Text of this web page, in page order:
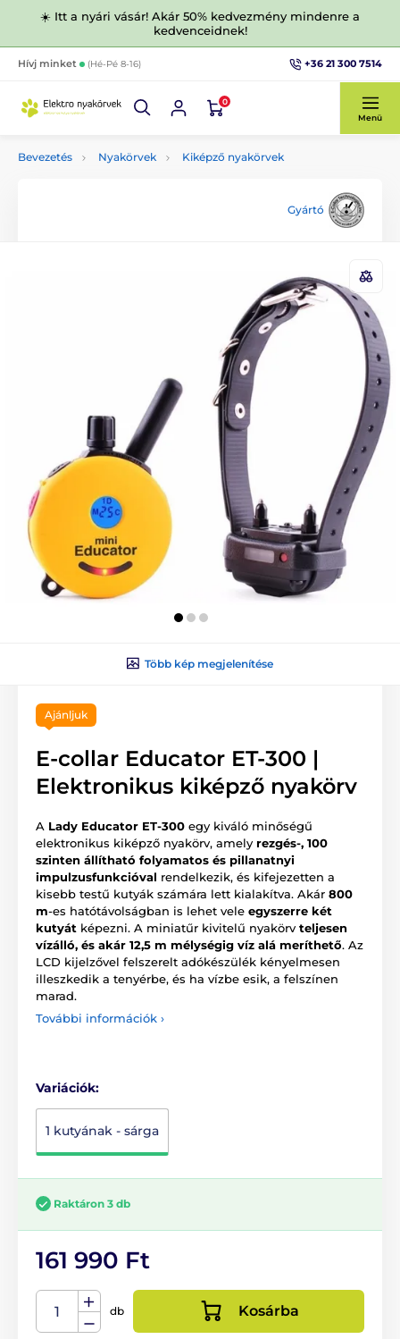
☀️ Itt a nyári vásár! Akár 50% kedvezmény mindenre a
kedvenceidnek!
Hívj minket (Hé-Pé 8-16) +36 21 300 7514
0
Menü
Bevezetés Nyakörvek Kiképző nyakörvek
Gyártó
Több kép megjelenítése
Ajánljuk
E-collar Educator ET-300 |
Elektronikus kiképző nyakörv
A Lady Educator ET-300 egy kiváló minőségű
elektronikus kiképző nyakörv, amely rezgés-, 100
szinten állítható folyamatos és pillanatnyi
impulzusfunkcióval rendelkezik, és kifejezetten a
kisebb testű kutyák számára lett kialakítva. Akár 800
m-es hatótávolságban is lehet vele egyszerre két
kutyát képezni. A miniatűr kivitelű nyakörv teljesen
vízálló, és akár 12,5 m mélységig víz alá meríthető. Az
LCD kijelzővel felszerelt adókészülék kényelmesen
illeszkedik a tenyérbe, és ha vízbe esik, a felszínen
marad.
További információk ›
Variációk:
1 kutyának - sárga
Raktáron 3 db
161 990 Ft
db Kosárba